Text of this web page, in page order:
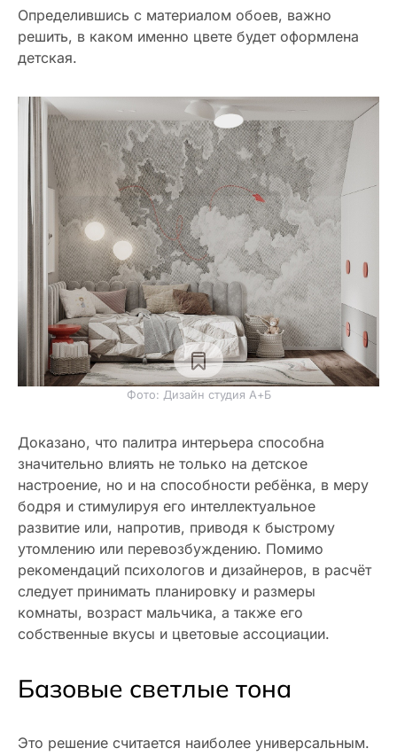
Определившись с материалом обоев, важно
решить, в каком именно цвете будет оформлена
детская.
Фото: Дизайн студия А+Б
Доказано, что палитра интерьера способна
значительно влиять не только на детское
настроение, но и на способности ребёнка, в меру
бодря и стимулируя его интеллектуальное
развитие или, напротив, приводя к быстрому
утомлению или перевозбуждению. Помимо
рекомендаций психологов и дизайнеров, в расчёт
следует принимать планировку и размеры
комнаты, возраст мальчика, а также его
собственные вкусы и цветовые ассоциации.
Базовые светлые тона
Это решение считается наиболее универсальным.